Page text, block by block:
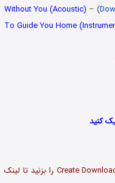
Without You (Acoustic) – (
To Guide You Home
پس از ورود به لینک دانلود، روی دکمه Free Download کلیک کرده و سپس دکمه Create Download Link را بزنید تا لینک